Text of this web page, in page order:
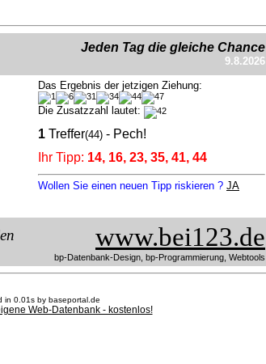
Jeden Tag die gleiche Chance
9.8.2026
Das Ergebnis der jetzigen Ziehung:
Die Zusatzzahl lautet:
1 Treffer(44) - Pech!
Ihr Tipp: 14, 16, 23, 35, 41, 44
Wollen Sie einen neuen Tipp riskieren ? JA
www.bei123.de
bp-Datenbank-Design, bp-Programmierung, Webtools
in 0.01s by baseportal.de
Web-Datenbank - kostenlos!